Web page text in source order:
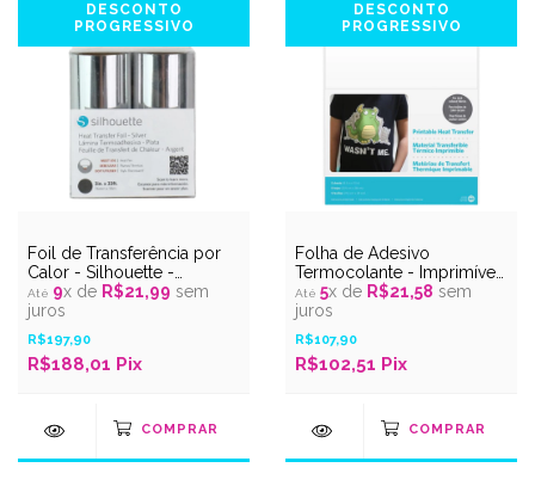
DESCONTO
PROGRESSIVO
Foil de Transferência por
Calor - Silhouette -
Prateado
9x de R$21,99 sem
juros
R$197,90
R$188,01 Pix
DESCONTO
PROGRESSIVO
Folha de Adesivo
Termocolante - Imprimível
- Tecidos Escuros
5x de R$21,58 sem
juros
R$107,90
R$102,51 Pix